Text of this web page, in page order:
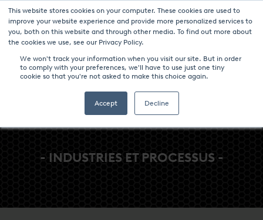
This website stores cookies on your computer. These cookies are used to
improve your website experience and provide more personalized services to
you, both on this website and through other media. To find out more about
the cookies we use, see our Privacy Policy.
We won't track your information when you visit our site. But in order
to comply with your preferences, we'll have to use just one tiny
cookie so that you're not asked to make this choice again.
Accept Decline
NOUVELLES ET ÉVÉNEMENTS MÉDIAS CARRIÈRES CONTACT
- INDUSTRIES ET PROCESSUS -